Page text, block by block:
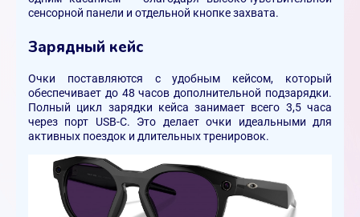
сенсорной панели и отдельной кнопке захвата.
Зарядный кейс
Очки поставляются с удобным кейсом, который
обеспечивает до 48 часов дополнительной подзарядки.
Полный цикл зарядки кейса занимает всего 3,5 часа
через порт USB-C. Это делает очки идеальными для
активных поездок и длительных тренировок.